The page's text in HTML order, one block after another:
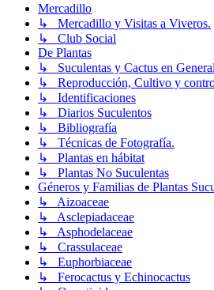
Mercadillo
↳ Mercadillo y Visitas a Viveros.
↳ Club Social
De Plantas
↳ Suculentas y Cactus en
↳ Reproducción, Cultivo y
↳ Identificaciones
↳ Diarios Suculentos
↳ Bibliografía
↳ Técnicas de Fotografía.
↳ Plantas en hábitat
↳ Plantas No Suculentas
Géneros y Familias de Plantas
↳ Aizoaceae
↳ Asclepiadaceae
↳ Asphodelaceae
↳ Crassulaceae
↳ Euphorbiaceae
↳ Ferocactus y Echinocactus